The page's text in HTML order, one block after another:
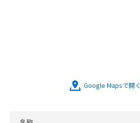
Google Mapsで開く